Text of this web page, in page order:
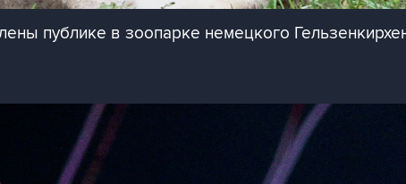
публике в зоопарке немецкого